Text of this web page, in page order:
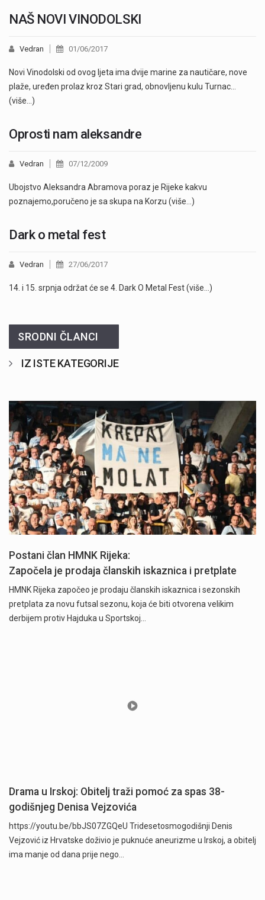
NAŠ NOVI VINODOLSKI
Vedran 01/06/2017
Novi Vinodolski od ovog ljeta ima dvije marine za nautičare, nove
plaže, uređen prolaz kroz Stari grad, obnovljenu kulu Turnac…
(više…)
Oprosti nam aleksandre
Vedran 07/12/2009
Ubojstvo Aleksandra Abramova poraz je Rijeke kakvu
poznajemo,poručeno je sa skupa na Korzu (više…)
Dark o metal fest
Vedran 27/06/2017
14. i 15. srpnja održat će se 4. Dark O Metal Fest (više…)
SRODNI ČLANCI
IZ ISTE KATEGORIJE
Započela je prodaja članskih iskaznica i pretplate" />
Postani član HMNK Rijeka:
Započela je prodaja članskih iskaznica i pretplate
HMNK Rijeka započeo je prodaju članskih iskaznica i sezonskih
pretplata za novu futsal sezonu, koja će biti otvorena velikim
derbijem protiv Hajduka u Sportskoj…
Drama u Irskoj: Obitelj traži pomoć za spas 38-
godišnjeg Denisa Vejzovića
https://youtu.be/bbJS07ZGQeU Tridesetosmogodišnji Denis
Vejzović iz Hrvatske doživio je puknuće aneurizme u Irskoj, a obitelj
ima manje od dana prije nego…